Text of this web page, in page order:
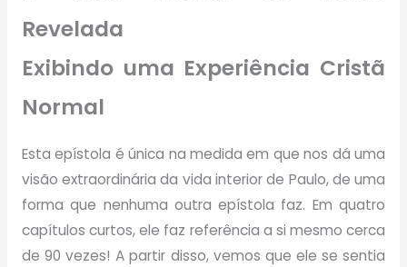
Revelada
Exibindo uma Experiência Cristã
Normal
Esta epístola é única na medida em que nos dá uma
visão extraordinária da vida interior de Paulo, de uma
forma que nenhuma outra epístola faz. Em quatro
capítulos curtos, ele faz referência a si mesmo cerca
de 90 vezes! A partir disso, vemos que ele se sentia